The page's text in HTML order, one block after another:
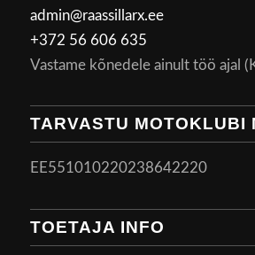
admin@raassillarx.ee
+372 56 606 635
Vastame kõnedele ainult töö ajal
TARVASTU MOTOKLUBI
EE551010220238642220
TOETAJA INFO